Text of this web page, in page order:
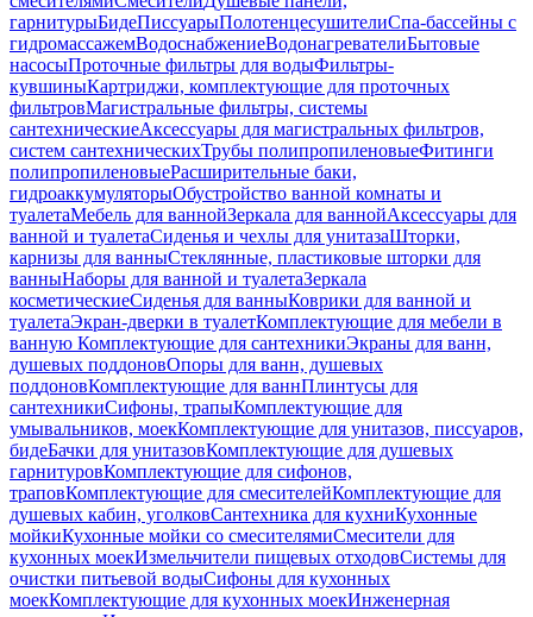
гарнитурыБидеПиссуарыПолотенцесушителиСпа-бассейны с
гидромассажемВодоснабжениеВодонагревателиБытовые
насосыПроточные фильтры для водыФильтры-
кувшиныКартриджи, комплектующие для проточных
фильтровМагистральные фильтры, системы
сантехническиеАксессуары для магистральных фильтров,
систем сантехническихТрубы полипропиленовыеФитинги
полипропиленовыеРасширительные баки,
гидроаккумуляторыОбустройство ванной комнаты и
туалетаМебель для ваннойЗеркала для ваннойАксессуары для
ванной и туалетаСиденья и чехлы для унитазаШторки,
карнизы для ванныСтеклянные, пластиковые шторки для
ванныНаборы для ванной и туалетаЗеркала
косметическиеСиденья для ванныКоврики для ванной и
туалетаЭкран-дверки в туалетКомплектующие для мебели в
ванную Комплектующие для сантехникиЭкраны для ванн,
душевых поддоновОпоры для ванн, душевых
поддоновКомплектующие для ваннПлинтусы для
сантехникиСифоны, трапыКомплектующие для
умывальников, моекКомплектующие для унитазов, писсуаров,
бидеБачки для унитазовКомплектующие для душевых
гарнитуровКомплектующие для сифонов,
траповКомплектующие для смесителейКомплектующие для
душевых кабин, уголковСантехника для кухниКухонные
мойкиКухонные мойки со смесителямиСмесители для
кухонных моекИзмельчители пищевых отходовСистемы для
очистки питьевой водыСифоны для кухонных
моекКомплектующие для кухонных моекИнженерная